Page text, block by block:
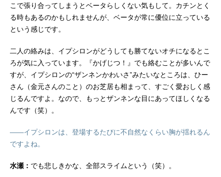
こで張り合ってしまうとベータらしくない気もして。カチンとく
る時もあるのかもしれませんが、ベータが常に優位に立っている
という感じです。
二人の絡みは、イプシロンがどうしても勝てないオチになるとこ
ろが気に入っています。『かげじつ！』でも絡むことが多いんで
すが、イプシロンの“ザンネンかわいさ”みたいなところは、ひー
さん（金元さんのこと）のお芝居も相まって、すごく愛おしく感
じるんですよ。なので、もっとザンネンな目にあってほしくなる
んです（笑）。
――イプシロンは、登場するたびに不自然なくらい胸が揺れるん
ですよね。
水瀬： でも悲しきかな、全部スライムという（笑）。